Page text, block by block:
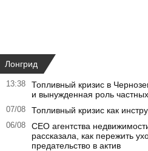
Лонгрид
13:38
Топливный кризис в
и вынужденная роль
07/08 Топливный кризис как
06/08
CEO агентства
рассказала, как пережить
предательство в актив